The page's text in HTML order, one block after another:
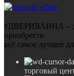
#ДВЕРИВАННА –
приобрести
всё самое лучшее
торговый